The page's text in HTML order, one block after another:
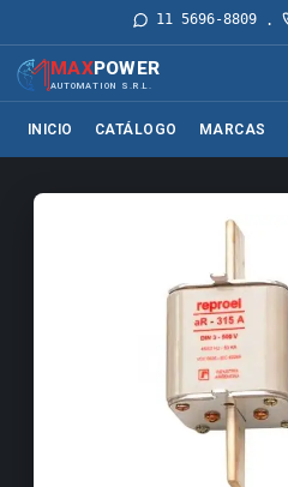
11 5696-8809·
MAXPOWER
AUTOMATION S.R.L.
INICIO CATÁLOGO MARCAS